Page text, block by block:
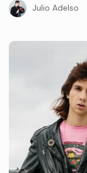
Julio Adelso